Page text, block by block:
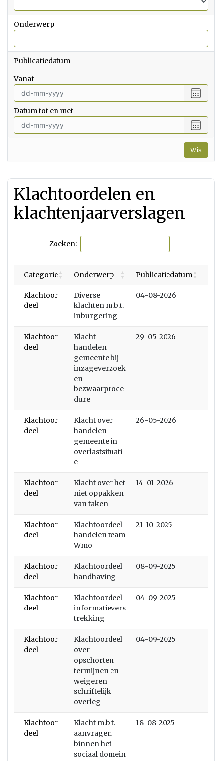
Onderwerp
Publicatiedatum
vanaf
een
vanaf
Datum tot en met
een
datum
tot
en
Wis
Klachtoordelen en
klachtenjaarverslagen
Zoeken:
Categorie Onderwerp Publicatiedatum
Klachtoor
deel
Diverse
klachten m.b.t.
inburgering
04-08-2026
Klachtoor
deel
Klacht
handelen
gemeente bij
inzageverzoek
en
bezwaarproce
dure
29-05-2026
Klachtoor
deel
Klacht over
handelen
gemeente in
overlastsituati
e
26-05-2026
Klachtoor
deel
Klacht over het
niet oppakken
van taken
14-01-2026
Klachtoor
deel
Klachtoordeel
handelen team
Wmo
21-10-2025
Klachtoor
deel
Klachtoordeel
handhaving
08-09-2025
Klachtoor
deel
Klachtoordeel
informatievers
trekking
04-09-2025
Klachtoor
deel
Klachtoordeel
over
opschorten
termijnen en
weigeren
schriftelijk
overleg
04-09-2025
Klachtoor
deel
Klacht m.b.t.
aanvragen
binnen het
sociaal domein
18-08-2025